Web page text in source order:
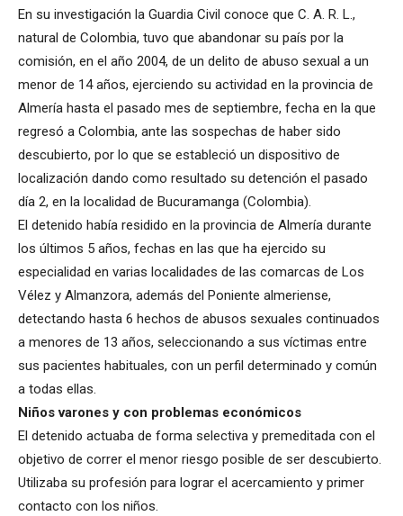
En su investigación la Guardia Civil conoce que C. A. R. L.,
natural de Colombia, tuvo que abandonar su país por la
comisión, en el año 2004, de un delito de abuso sexual a un
menor de 14 años, ejerciendo su actividad en la provincia de
Almería hasta el pasado mes de septiembre, fecha en la que
regresó a Colombia, ante las sospechas de haber sido
descubierto, por lo que se estableció un dispositivo de
localización dando como resultado su detención el pasado
día 2, en la localidad de Bucuramanga (Colombia).
El detenido había residido en la provincia de Almería durante
los últimos 5 años, fechas en las que ha ejercido su
especialidad en varias localidades de las comarcas de Los
Vélez y Almanzora, además del Poniente almeriense,
detectando hasta 6 hechos de abusos sexuales continuados
a menores de 13 años, seleccionando a sus víctimas entre
sus pacientes habituales, con un perfil determinado y común
a todas ellas.
Niños varones y con problemas económicos
El detenido actuaba de forma selectiva y premeditada con el
objetivo de correr el menor riesgo posible de ser descubierto.
Utilizaba su profesión para lograr el acercamiento y primer
contacto con los niños.